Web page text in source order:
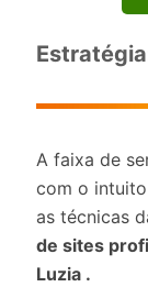
A faixa de
com o
as técnicas
de sites
Luzia .